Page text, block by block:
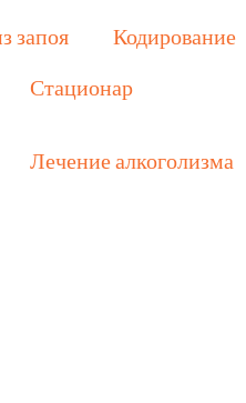
запоя
Кодирование
Стационар
Лечение алкоголизма